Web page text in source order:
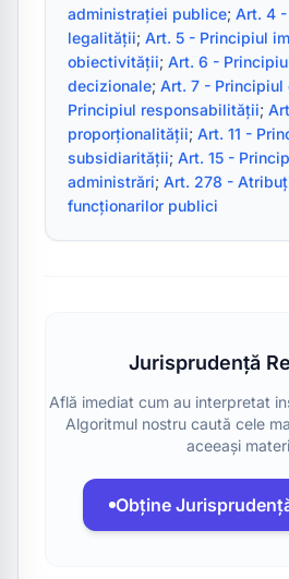
administrației publice; Art. 4
legalității; Art. 5 - Principiul
obiectivității; Art. 6 -
decizionale; Art. 7 - Principiul
Principiul responsabilității;
proporționalității; Art. 11 -
subsidiarității; Art. 15 -
administrări; Art. 278 -
funcționarilor publici
Jurisprudență
Află imediat cum au interpretat
Algoritmul nostru caută cele
aceeași
Obține